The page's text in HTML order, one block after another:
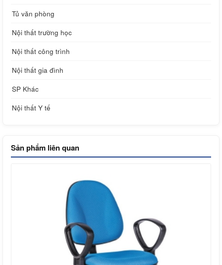
Tủ văn phòng
Nội thất trường học
Nội thất công trình
Nội thất gia đình
SP Khác
Nội thất Y tế
Sản phẩm liên quan